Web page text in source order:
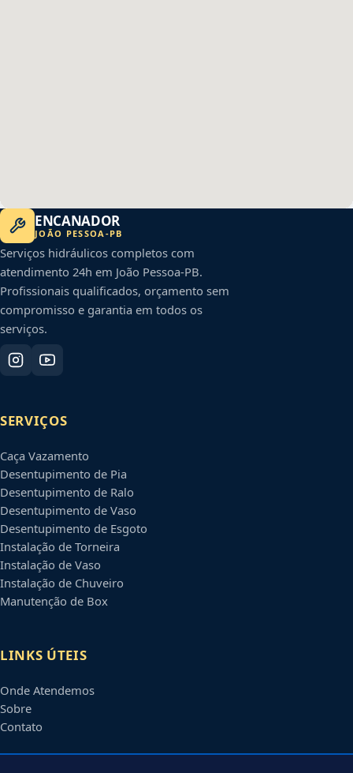
ENCANADOR
JOÃO PESSOA -PB
Serviços hidráulicos completos com
atendimento 24h em João Pessoa-PB.
Profissionais qualificados, orçamento sem
compromisso e garantia em todos os
serviços.
SERVIÇOS
Caça Vazamento
Desentupimento de Pia
Desentupimento de Ralo
Desentupimento de Vaso
Desentupimento de Esgoto
Instalação de Torneira
Instalação de Vaso
Instalação de Chuveiro
Manutenção de Box
LINKS ÚTEIS
Onde Atendemos
Sobre
Contato